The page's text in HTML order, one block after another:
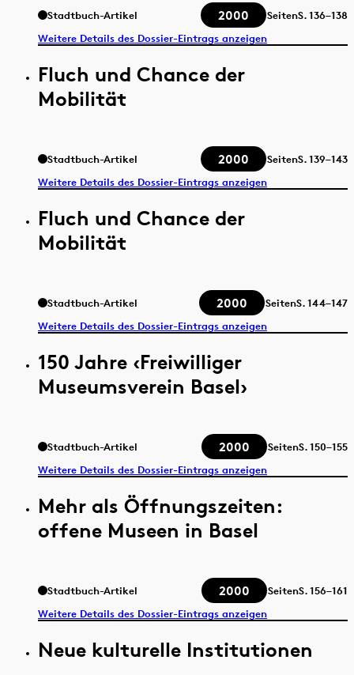
Stadtbuch-Artikel 2000 SeitenS.136–138
Weitere Details des Dossier-Eintrags anzeigen
Fluch und Chance der
Mobilität
Stadtbuch-Artikel 2000 SeitenS.139–143
Weitere Details des Dossier-Eintrags anzeigen
Fluch und Chance der
Mobilität
Stadtbuch-Artikel 2000 SeitenS.144–147
Weitere Details des Dossier-Eintrags anzeigen
150 Jahre ‹Freiwilliger
Museumsverein Basel›
Stadtbuch-Artikel 2000 SeitenS.150–155
Weitere Details des Dossier-Eintrags anzeigen
Mehr als Öffnungszeiten:
offene Museen in Basel
Stadtbuch-Artikel 2000 SeitenS.156–161
Weitere Details des Dossier-Eintrags anzeigen
Neue kulturelle Institutionen